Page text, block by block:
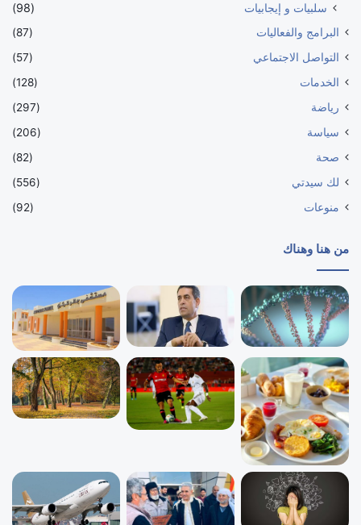
سلبيات و إيجابيات
(98)
البرامج والفعاليات
(87)
التواصل الاجتماعي
(57)
الخدمات
(128)
رياضة
(297)
سياسة
(206)
صحة
(82)
لك سيدتي
(556)
منوعات
(92)
من هنا وهناك